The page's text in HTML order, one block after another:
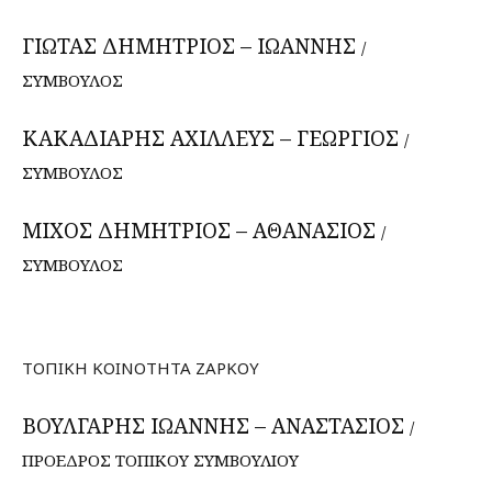
ΓΙΩΤΑΣ ΔΗΜΗΤΡΙΟΣ – ΙΩΑΝΝΗΣ /
ΣΥΜΒΟΥΛΟΣ
ΚΑΚΑΔΙΑΡΗΣ ΑΧΙΛΛΕΥΣ – ΓΕΩΡΓΙΟΣ /
ΣΥΜΒΟΥΛΟΣ
ΜΙΧΟΣ ΔΗΜΗΤΡΙΟΣ – ΑΘΑΝΑΣΙΟΣ /
ΣΥΜΒΟΥΛΟΣ
ΤΟΠΙΚΗ ΚΟΙΝΟΤΗΤΑ ΖΑΡΚΟΥ
ΒΟΥΛΓΑΡΗΣ ΙΩΑΝΝΗΣ – ΑΝΑΣΤΑΣΙΟΣ /
ΠΡΟΕΔΡΟΣ ΤΟΠΙΚΟΥ ΣΥΜΒΟΥΛΙΟΥ